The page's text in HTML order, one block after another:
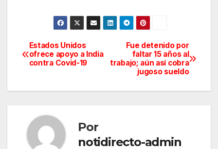
Navegación
de
entradas
Fue detenido por
faltar 15 años al
trabajo; aún así cobra
jugoso sueldo
Estados Unidos
ofrece apoyo a India
contra Covid-19
Por
notidirecto-admin